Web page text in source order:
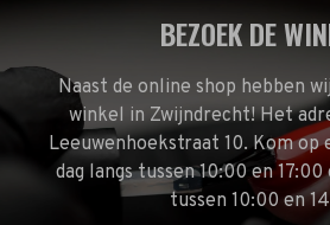
BEZOEK DE
Naast de online shop hebben
winkel in Zwijndrecht! Het
Leeuwenhoekstraat 10. Kom op
dag langs tussen 10:00 en
tussen 10:00 en